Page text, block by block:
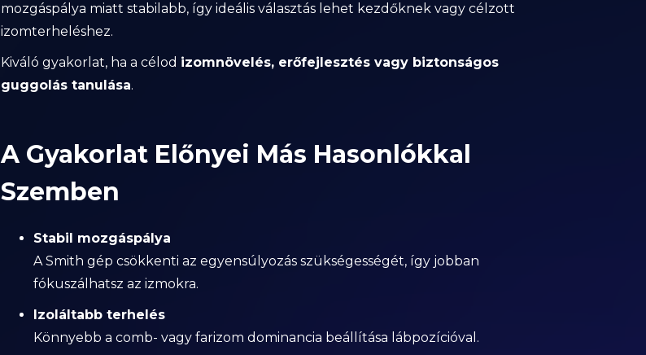
mozgáspálya miatt stabilabb, így ideális választás lehet kezdőknek vagy célzott
izomterheléshez.
Kiváló gyakorlat, ha a célod izomnövelés, erőfejlesztés vagy biztonságos
guggolás tanulása.
A Gyakorlat Előnyei Más Hasonlókkal
Szemben
Stabil mozgáspálya
A Smith gép csökkenti az egyensúlyozás szükségességét, így jobban
fókuszálhatsz az izmokra.
Izoláltabb terhelés
Könnyebb a comb- vagy farizom dominancia beállítása lábpozícióval.